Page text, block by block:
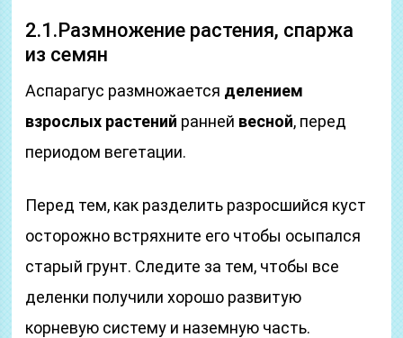
2.1.Размножение растения, спаржа
из семян
Аспарагус размножается делением
взрослых растений ранней весной, перед
периодом вегетации.
Перед тем, как разделить разросшийся куст
осторожно встряхните его чтобы осыпался
старый грунт. Следите за тем, чтобы все
деленки получили хорошо развитую
корневую систему и наземную часть.